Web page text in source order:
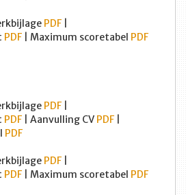
PDF
PDF | Maximum scoretabel PDF
PDF
PDF | Aanvulling CV PDF
PDF
PDF
PDF | Maximum scoretabel PDF